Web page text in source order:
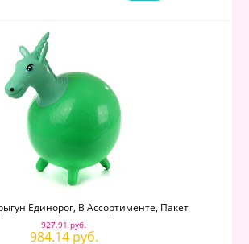
Единорог, В Ассортименте, Пакет
927.91 руб.
984.14 руб.